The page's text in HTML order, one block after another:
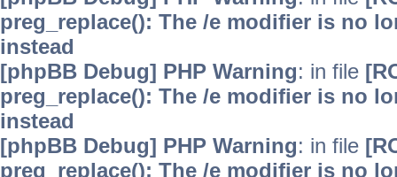
preg_replace(): The /e modifier is no
instead
[phpBB Debug] PHP Warning: in file
preg_replace(): The /e modifier is no
instead
[phpBB Debug] PHP Warning: in file
preg_replace(): The /e modifier is no